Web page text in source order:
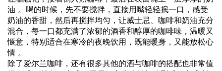
油 。喝的时候，先不要搅拌，直接用嘴轻轻抿一口，感受
奶油的香甜，然后再搅拌均匀，让威士忌、咖啡和奶油充分
混合，每一口都充满了浓郁的酒香和醇厚的咖啡味，温暖又
惬意，特别适合在寒冷的夜晚饮用，既能暖身，又能放松心
情 。
除了爱尔兰咖啡，还有很多其他的酒与咖啡的搭配也非常值